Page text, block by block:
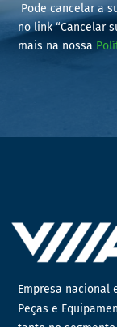
Pode cancelar a
no link “Cancelar
mais na nossa
Empresa nacional
Peças e